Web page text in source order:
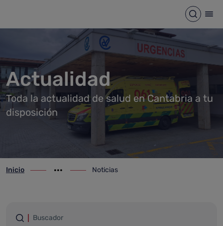
Abrir
Actualidad
Toda la actualidad de salud en Cantabria a tu
disposición
ir-a inicio
Inicio
Mostrar opciones del camino de migas
ir-a Noticias
Noticias
Filtrar por palabras
Buscador